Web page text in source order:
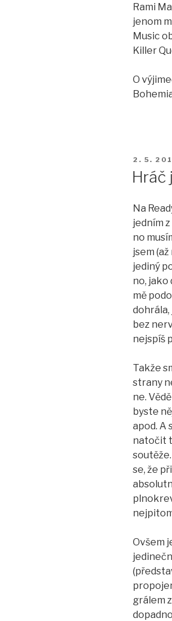
Rami
jenom
Music
Killer
O
2. 5.
Hráč
Na
jedním
no
jsem
jediný
no, jako
mě
dohrála,
bez
nejspíš
Takže
strany
ne.
byste
apod. A
natočit
se, že
Ovšem
grálem